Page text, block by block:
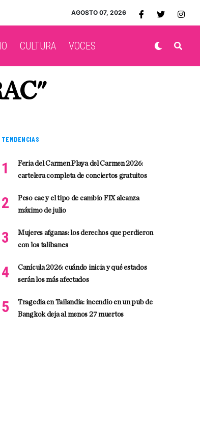
AGOSTO 07, 2026
CULTURA VOCES
TENDENCIAS
Feria del Carmen Playa del Carmen 2026:
cartelera completa de conciertos gratuitos
Peso cae y el tipo de cambio FIX alcanza
máximo de julio
Mujeres afganas: los derechos que perdieron
con los talibanes
Canícula 2026: cuándo inicia y qué estados
serán los más afectados
Tragedia en Tailandia: incendio en un pub de
Bangkok deja al menos 27 muertos